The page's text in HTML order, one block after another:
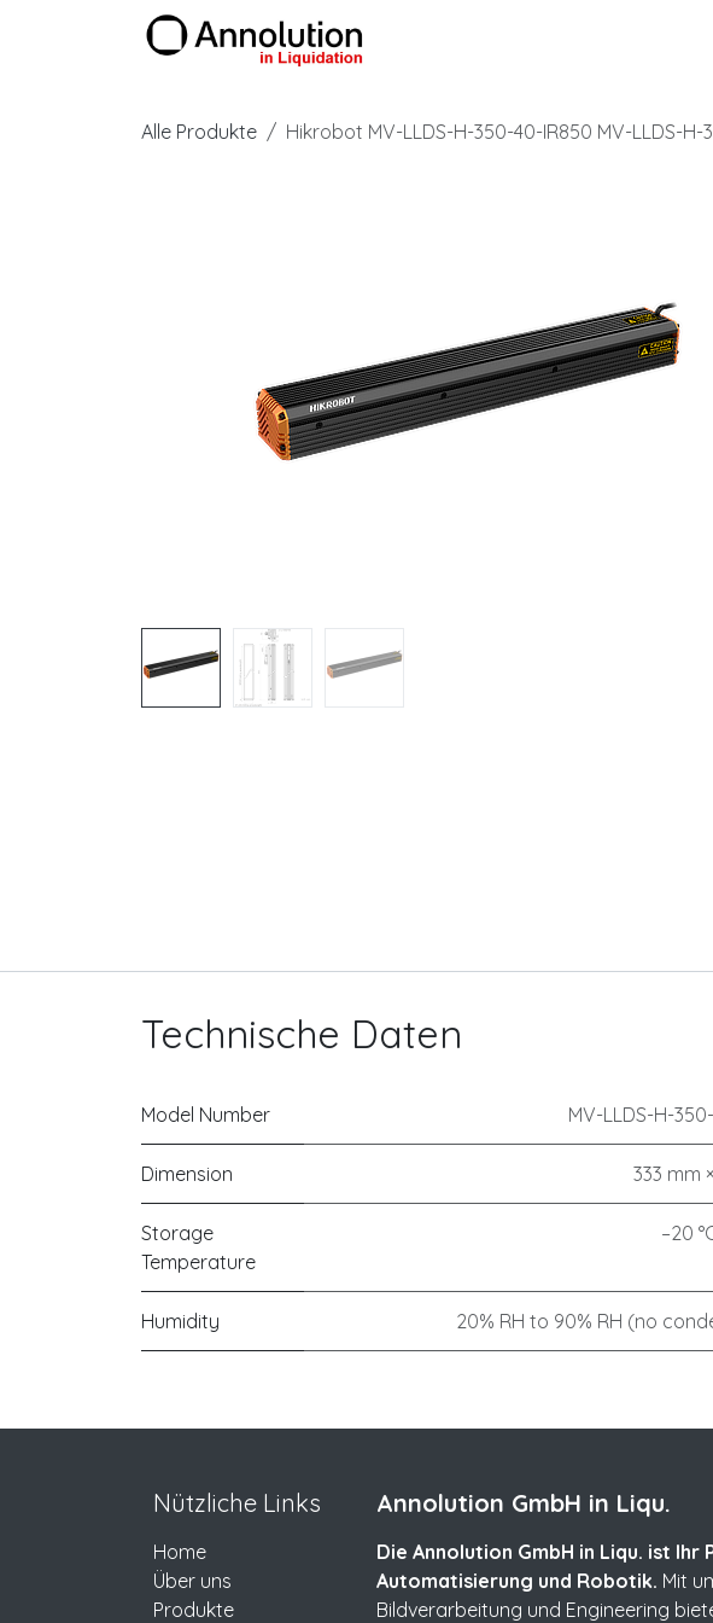
Zum Inhalt springen
Alle Produkte Hikrobot MV-LLDS-H-350-40-IR850 MV-LLDS-H-
Technische Daten
Model Number MV-LLDS-H-
Dimension 333 mm
Storage
Temperature
–20
Humidity 20% RH to 90% RH (no
Nützliche Links
Home
Über uns
Produkte
Annolution GmbH in Liqu.
Die Annolution GmbH in Liqu. ist
Automatisierung und Robotik. Mit
Bildverarbeitung und Engineering